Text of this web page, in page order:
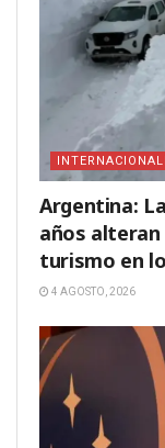
Argentina:
años
turismo en
4 AGOSTO, 2026